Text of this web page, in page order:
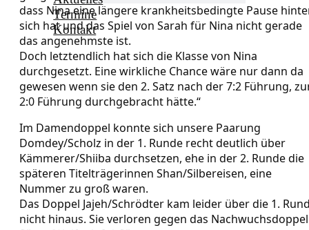
Termine
Kontakt
dass Nina eine längere krankheitsbedingte Pause
sich hat und das Spiel von Sarah für Nina nicht gerade
das angenehmste ist.
Doch letztendlich hat sich die Klasse von Nina
durchgesetzt. Eine wirkliche Chance wäre nur dann da
gewesen wenn sie den 2. Satz nach der 7:2 Führung,
2:0 Führung durchgebracht hätte.“
Im Damendoppel konnte sich unsere Paarung
Domdey/Scholz in der 1. Runde recht deutlich über
Kämmerer/Shiiba durchsetzen, ehe in der 2. Runde die
späteren Titelträgerinnen Shan/Silbereisen, eine
Nummer zu groß waren.
Das Doppel Jajeh/Schrödter kam leider über die 1.
nicht hinaus. Sie verloren gegen das Nachwuchsdoppel